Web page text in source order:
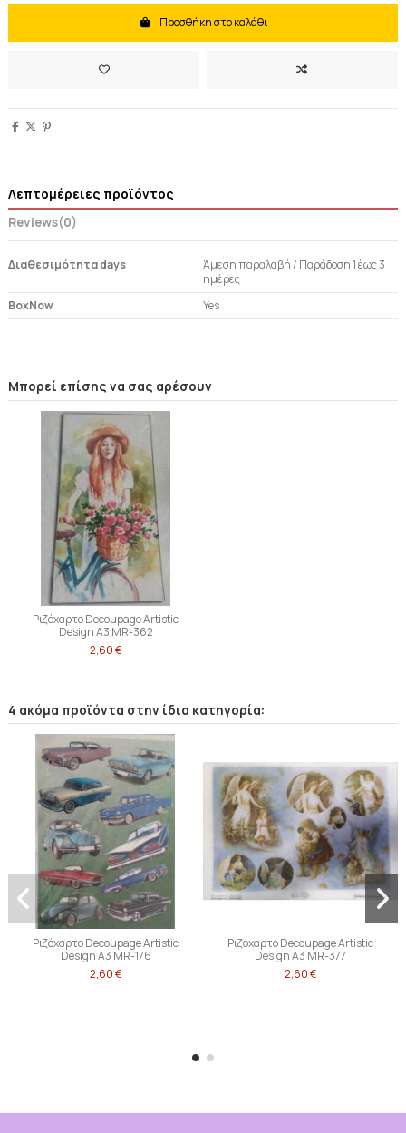
Προσθήκη στο καλάθι
Λεπτομέρειες προϊόντος
Reviews(0)
Διαθεσιμότητα days
Άμεση παραλαβή / Παράδoση 1 έως 3
ημέρες
BoxNow
Yes
Μπορεί επίσης να σας αρέσουν
Ριζόχαρτο Decoupage Artistic
Design A3 MR-362
2,60 €
4 ακόμα προϊόντα στην ίδια κατηγορία:
Ριζόχαρτο Decoupage Artistic
Design A3 MR-176
2,60 €
Ριζόχαρτο Decoupage Artistic
Design A3 MR-377
2,60 €